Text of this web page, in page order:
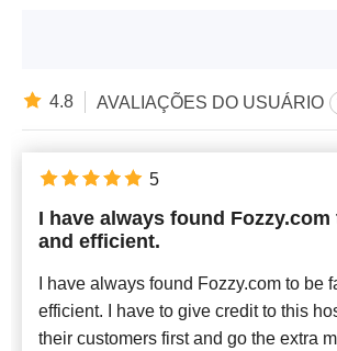
4.8 AVALIAÇÕES DO USUÁRIO
I have always found
and efficient.
I have always found Fozzy.com to be
efficient. I have to give credit to this
their customers first and go the extra
5